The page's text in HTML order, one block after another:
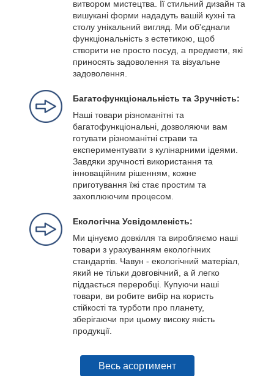
витвором мистецтва. Її стильний дизайн та
вишукані форми нададуть вашій кухні та
столу унікальний вигляд. Ми об'єднали
функціональність з естетикою, щоб
створити не просто посуд, а предмети, які
приносять задоволення та візуальне
задоволення.
Багатофункціональність та Зручність:
Наші товари різноманітні та
багатофункціональні, дозволяючи вам
готувати різноманітні страви та
експериментувати з кулінарними ідеями.
Завдяки зручності використання та
інноваційним рішенням, кожне
приготування їжі стає простим та
захоплюючим процесом.
Екологічна Усвідомленість:
Ми цінуємо довкілля та виробляємо наші
товари з урахуванням екологічних
стандартів. Чавун - екологічний матеріал,
який не тільки довговічний, а й легко
піддається переробці. Купуючи наші
товари, ви робите вибір на користь
стійкості та турботи про планету,
зберігаючи при цьому високу якість
продукції.
Весь асортимент